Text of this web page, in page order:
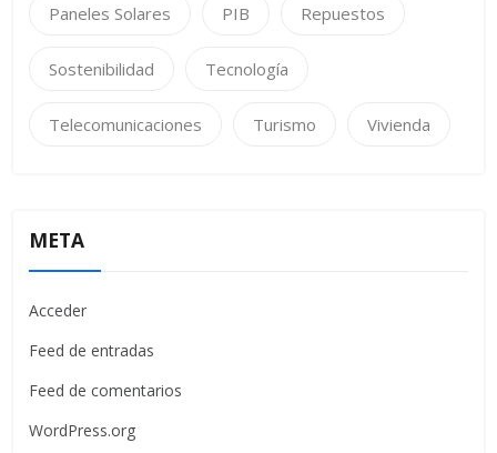
Paneles Solares PIB Repuestos
Sostenibilidad Tecnología
Telecomunicaciones Turismo Vivienda
META
Acceder
Feed de entradas
Feed de comentarios
WordPress.org